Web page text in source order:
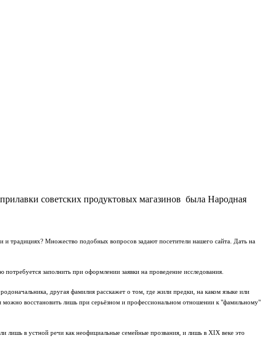
советских продуктовых магазинов была Народная
традициях? Множество подобных вопросов задают посетители нашего сайта. Дать на
потребуется заполнить при оформлении заявки на проведение исследования.
другая фамилия расскажет о том, где жили предки, на каком языке или
можно восстановить лишь при серьёзном и профессиональном отношении к "фамильному"
лишь в устной речи как неофициальные семейные прозвания, и лишь в XIX веке это